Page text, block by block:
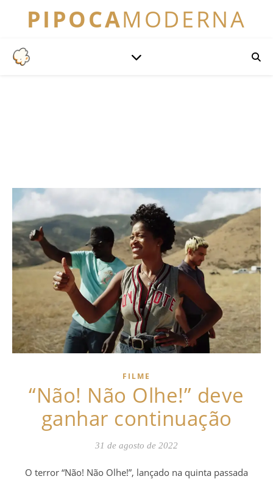
PIPOCAMODERNA
FILME
“Não! Não Olhe!” deve
ganhar continuação
31 de agosto de 2022
O terror “Não! Não Olhe!”, lançado na quinta passada